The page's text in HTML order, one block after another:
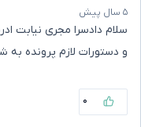
۵ سال پیش
سلام دادسرا مجری نیابت
و دستورات لازم پرونده به
۰